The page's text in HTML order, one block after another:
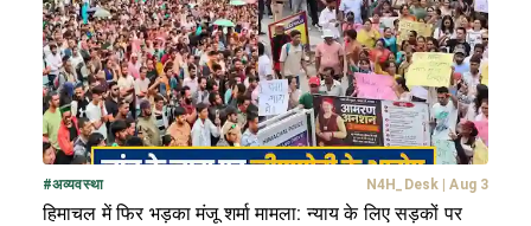
#अव्यवस्था N4H_Desk | Aug 3
हिमाचल में फिर भड़का मंजू शर्मा मामला: न्याय के लिए सड़कों पर